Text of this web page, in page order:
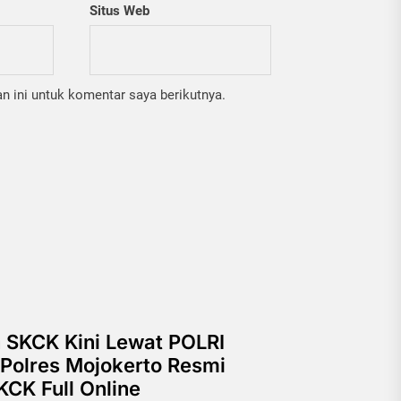
Situs Web
ini untuk komentar saya berikutnya.
Kini Lewat POLRI
Mojokerto Resmi
Full Online